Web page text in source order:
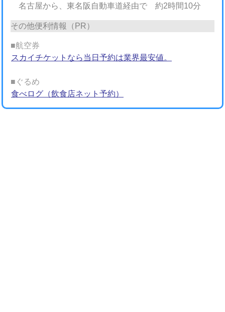
名古屋から、東名阪自動車道経由で 約2時間10分
その他便利情報（PR）
■航空券
スカイチケットなら当日予約は業界最安値。
■ぐるめ
食べログ（飲食店ネット予約）